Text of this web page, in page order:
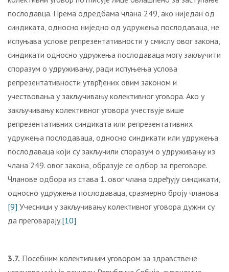
послодавца. Према одредбама члана 249, ако ниједан од
синдиката, односно ниједно од удружења послодаваца, не
испуњава услове репрезентативности у смислу овог закона,
синдикати односно удружења послодаваца могу закључити
споразум о удруживању, ради испуњења услова
репрезентативности утврђених овим законом и
учествовања у закључивању колективног уговора. Ако у
закључивању колективног уговора учествује више
репрезентативних синдиката или репрезентативних
удружења послодаваца, односно синдикати или удружења
послодаваца који су закључили споразум о удруживању из
члана 249. овог закона, образује се одбор за преговоре.
Чланове одбора из става 1. овог члана одређују синдикати,
односно удружења послодаваца, сразмерно броју чланова.
[9] Учесници у закључивању колективног уговора дужни су
да преговарају.[10]
3.7. Посебним колективним уговором за здравствене